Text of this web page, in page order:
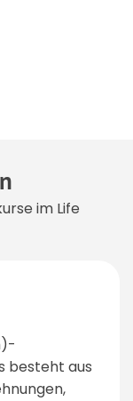
im Life
besteht aus